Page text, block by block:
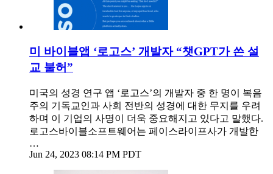
미 바이블앱 ‘로고스’ 개발자 “챗GPT가 쓴 설
교 불허”
미국의 성경 연구 앱 ‘로고스’의 개발자 중 한 명이 복음
주의 기독교인과 사회 전반의 성경에 대한 무지를 우려
하며 이 기업의 사명이 더욱 중요해지고 있다고 말했다.
로고스바이블소프트웨어는 페이스라이프사가 개발한
…
Jun 24, 2023 08:14 PM PDT